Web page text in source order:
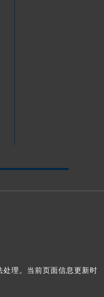
理。当前页面信息更新时